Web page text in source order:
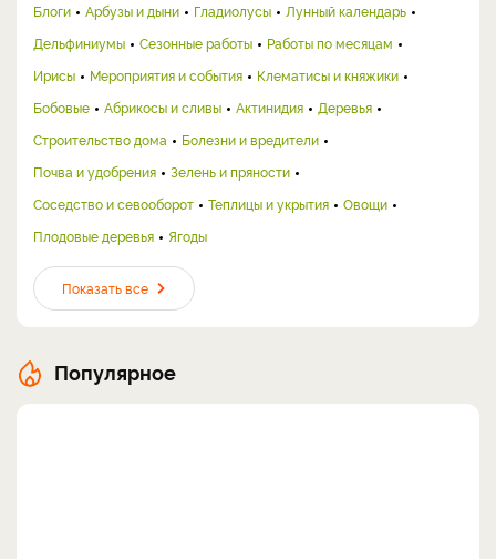
Блоги Арбузы и дыни Гладиолусы
Лунный календарь
Дельфиниумы
Сезонные работы
Работы по месяцам
Ирисы
Мероприятия и события
Клематисы и княжики
Бобовые
Абрикосы и сливы Актинидия
Деревья
Строительство дома
Болезни и вредители
Почва и удобрения
Зелень и пряности
Соседство и севооборот
Теплицы и укрытия
Овощи
Плодовые деревья
Ягоды
Показать все
Популярное